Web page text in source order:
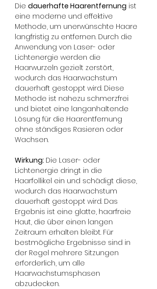
Die dauerhafte Haarentfernung ist
eine moderne und effektive
Methode, um unerwünschte Haare
langfristig zu entfernen. Durch die
Anwendung von Laser- oder
Lichtenergie werden die
Haarwurzeln gezielt zerstört,
wodurch das Haarwachstum
dauerhaft gestoppt wird. Diese
Methode ist nahezu schmerzfrei
und bietet eine langanhaltende
Lösung für die Haarentfernung
ohne ständiges Rasieren oder
Wachsen.
Wirkung: Die Laser- oder
Lichtenergie dringt in die
Haarfollikel ein und schädigt diese,
wodurch das Haarwachstum
dauerhaft gestoppt wird. Das
Ergebnis ist eine glatte, haarfreie
Haut, die über einen langen
Zeitraum erhalten bleibt. Für
bestmögliche Ergebnisse sind in
der Regel mehrere Sitzungen
erforderlich, um alle
Haarwachstumsphasen
abzudecken.